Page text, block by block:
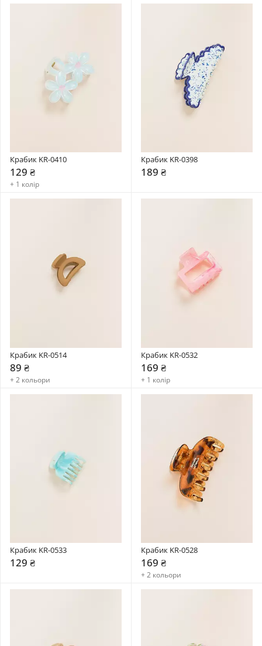
Крабик KR-0410
129 ₴
+ 1 колір
Крабик KR-0398
189 ₴
Крабик KR-0514
89 ₴
+ 2 кольори
Крабик KR-0532
169 ₴
+ 1 колір
Крабик KR-0533
129 ₴
Крабик KR-0528
169 ₴
+ 2 кольори